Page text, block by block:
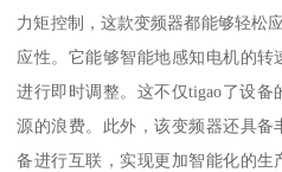
力矩控制，这款变频器都能够轻松
应性。它能够智能地感知电机的
进行即时调整。这不仅tigao了设
源的浪费。此外，该变频器还具
备进行互联，实现更加智能化的生